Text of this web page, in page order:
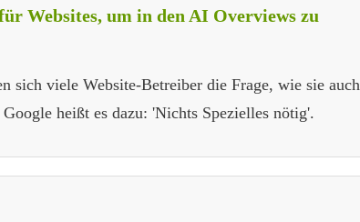
Websites, um in den AI Overviews zu
sich viele Website-Betreiber die Frage, wie sie auch
heißt es dazu: 'Nichts Spezielles nötig'.